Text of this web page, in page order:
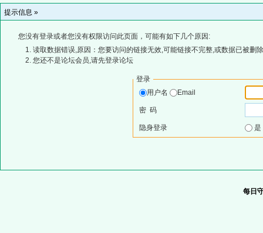
提示信息 »
您没有登录或者您没有权限访问此页面，可能有如下几个原因:
读取数据错误,原因：您要访问的链接无效,可能链接不完整,或数据已被删
您还不是论坛会员,请先登录论坛
登录
用户名
Email
密 码
隐身登录
每日